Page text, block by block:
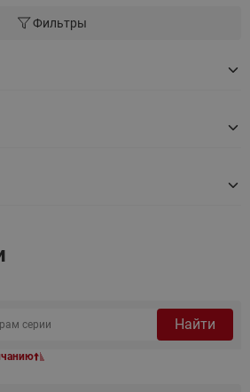
Фильтры
Найти